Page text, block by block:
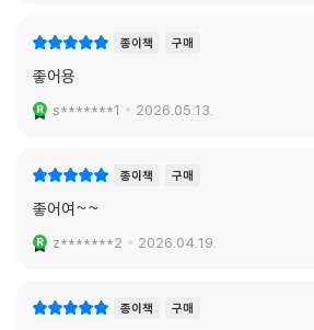
종이책 구매
좋어용
s*******1 2026.05.13.
종이책 구매
좋어여~~
z*******2 2026.04.19.
종이책 구매